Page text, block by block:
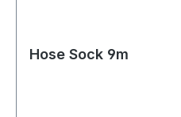
Hose Sock 9m